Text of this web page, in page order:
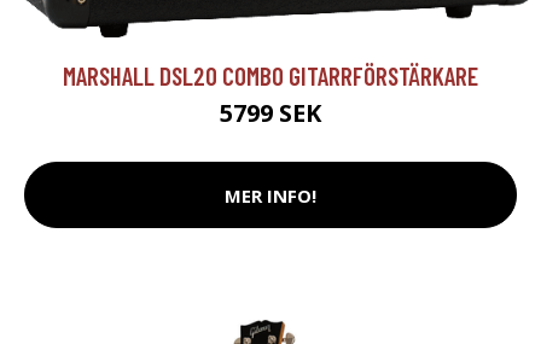
MARSHALL DSL20 COMBO GITARRFÖRSTÄRKARE
5799 SEK
MER INFO!